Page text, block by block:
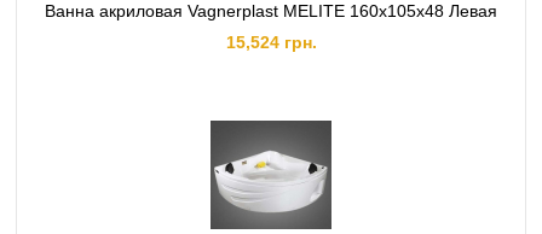
Ванна акриловая Vagnerplast MELITE 160x105x48 Левая
15,524 грн.